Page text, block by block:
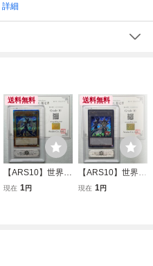
詳細
送料無料
【ARS10】世界に
8枚 ブラック・マ
現在 1円
送料無料
【ARS10】世界に
5枚 武藤遊戯 闇遊
現在 1円